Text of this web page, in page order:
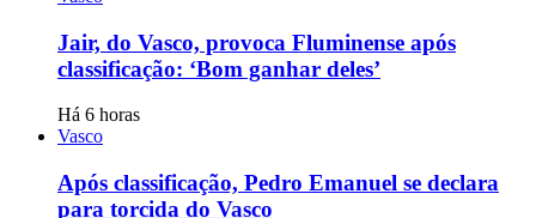
Jair, do Vasco, provoca Fluminense após
classificação: ‘Bom ganhar deles’
Há 6 horas
Vasco
Após classificação, Pedro Emanuel se declara
para torcida do Vasco